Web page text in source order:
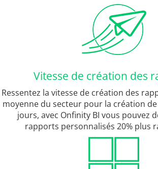
Vitesse de création des
Ressentez la vitesse de création des
moyenne du secteur pour la création
jours, avec Onfinity BI vous pouvez
rapports personnalisés 20% plus